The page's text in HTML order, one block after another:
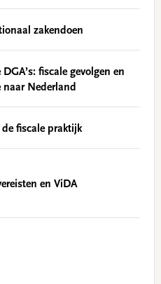
zakendoen
fiscale gevolgen en
Nederland
fiscale praktijk
en ViDA